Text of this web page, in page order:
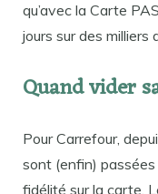
qu’avec la Carte
jours sur des milliers
Quand vider
Pour Carrefour,
sont (enfin)
fidélité sur la carte.